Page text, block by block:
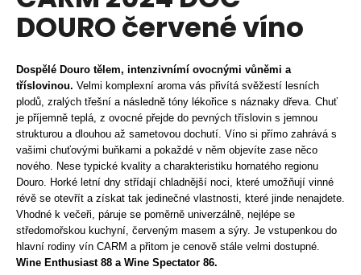
5,0
hvězdiček.
DOURO červené víno
Dospělé Douro tělem, intenzivnímí ovocnými vůněmi a
tříslovinou. Velmi komplexní aroma vás přivítá svěžestí lesních
plodů, zralých třešní a následně tóny lékořice s náznaky dřeva. Chuť
je příjemně teplá, z ovocné přejde do pevných tříslovin s jemnou
strukturou a dlouhou až sametovou dochutí. Víno si přímo zahrává s
vašimi chuťovými buňkami a pokaždé v něm objevíte zase něco
nového. Nese typické kvality a charakteristiku hornatého regionu
Douro. Horké letní dny střídají chladnější noci, které umožňují vinné
révě se otevřít a získat tak jedinečné vlastnosti, které jinde nenajdete.
Vhodné k večeři, páruje se poměrně univerzálně, nejlépe se
středomořskou kuchyní, červeným masem a sýry. Je vstupenkou do
hlavní rodiny vín CARM a přitom je cenově stále velmi dostupné.
Wine Enthusiast 88 a Wine Spectator 86.
a
j
í
t
?
HLEDAT
D